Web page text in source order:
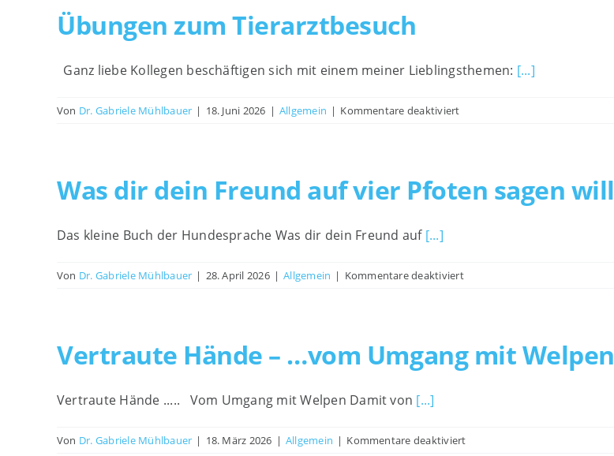
Übungen zum Tierarztbesuch
Ganz liebe Kollegen beschäftigen sich mit einem meiner Lieblingsthemen: [...]
Von Dr. Gabriele Mühlbauer | 18. Juni 2026 | Allgemein | Kommentare deaktiviertfür
Was dir dein Freund auf vier Pfoten sagen will
Das kleine Buch der Hundesprache Was dir dein Freund auf [...]
Von Dr. Gabriele Mühlbauer | 28. April 2026 | Allgemein | Kommentare deaktiviertfür
auf
Vertraute Hände – …vom Umgang mit Welpen
Vertraute Hände ..... Vom Umgang mit Welpen Damit von [...]
Von Dr. Gabriele Mühlbauer | 18. März 2026 | Allgemein | Kommentare deaktiviertfür